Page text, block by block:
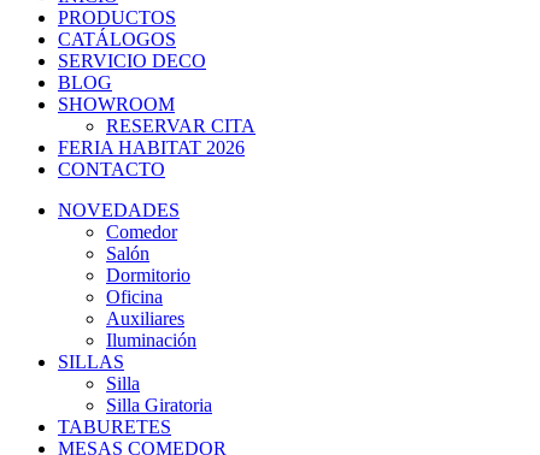
PRODUCTOS
CATÁLOGOS
SERVICIO DECO
BLOG
SHOWROOM
RESERVAR CITA
FERIA HABITAT 2026
CONTACTO
NOVEDADES
Comedor
Salón
Dormitorio
Oficina
Auxiliares
Iluminación
SILLAS
Silla
Silla Giratoria
TABURETES
MESAS COMEDOR